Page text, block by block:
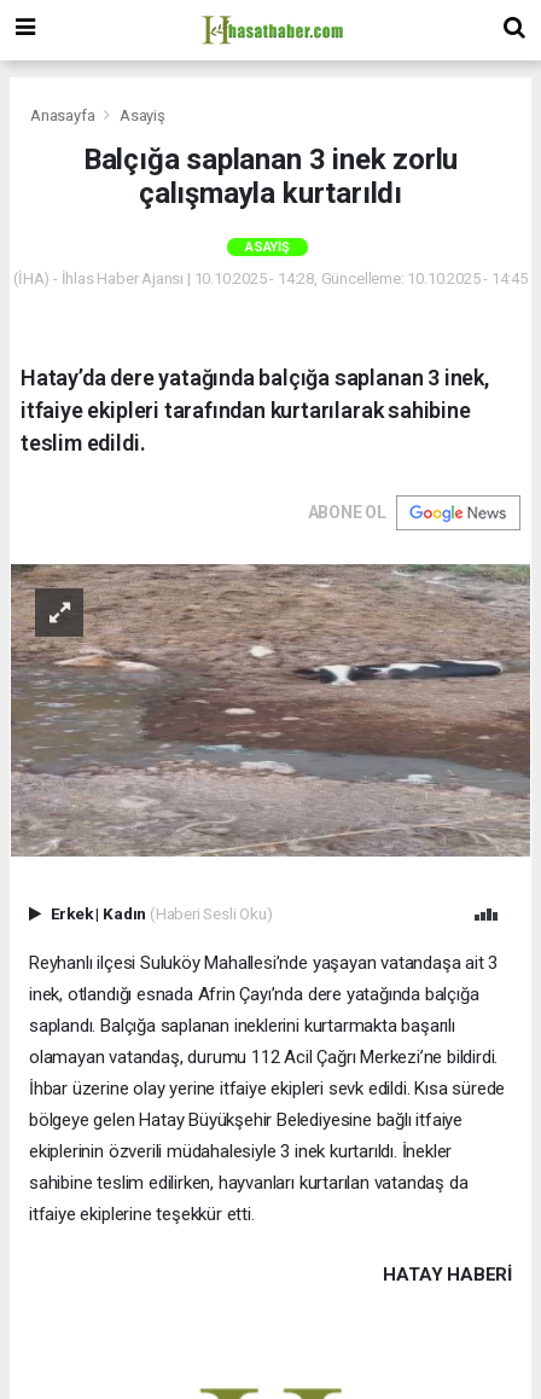
Anasayfa Asayiş
Balçığa saplanan 3 inek zorlu
çalışmayla kurtarıldı
ASAYIŞ
(İHA) - İhlas Haber Ajansı | 10.10.2025 - 14:28, Güncelleme: 10.10.2025 - 14:45
Hatay’da dere yatağında balçığa saplanan 3 inek,
itfaiye ekipleri tarafından kurtarılarak sahibine
teslim edildi.
ABONE OL
Erkek| Kadın (Haberi Sesli Oku)
Reyhanlı ilçesi Suluköy Mahallesi’nde yaşayan vatandaşa ait 3
inek, otlandığı esnada Afrin Çayı’nda dere yatağında balçığa
saplandı. Balçığa saplanan ineklerini kurtarmakta başarılı
olamayan vatandaş, durumu 112 Acil Çağrı Merkezi’ne bildirdi.
İhbar üzerine olay yerine itfaiye ekipleri sevk edildi. Kısa sürede
bölgeye gelen Hatay Büyükşehir Belediyesine bağlı itfaiye
ekiplerinin özverili müdahalesiyle 3 inek kurtarıldı. İnekler
sahibine teslim edilirken, hayvanları kurtarılan vatandaş da
itfaiye ekiplerine teşekkür etti.
HATAY HABERİ